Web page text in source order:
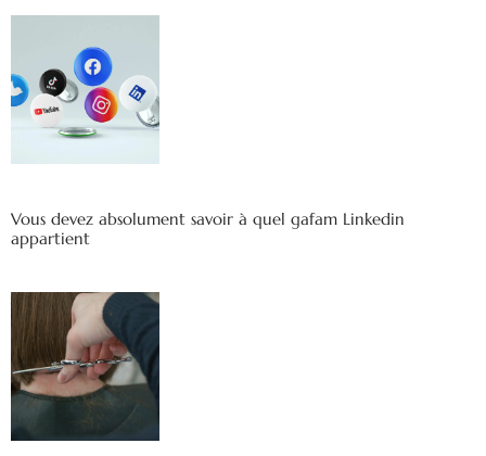
Vous devez absolument savoir à quel gafam Linkedin
appartient